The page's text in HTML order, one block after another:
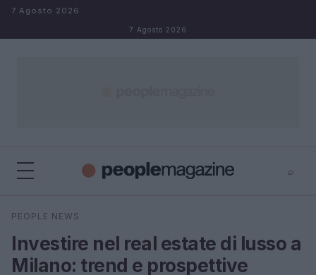
Salta al contenuto
7 Agosto 2026
7 Agosto 2026
⌕
Cerca
PEOPLE NEWS
Investire nel real estate di lusso a
Milano: trend e prospettive